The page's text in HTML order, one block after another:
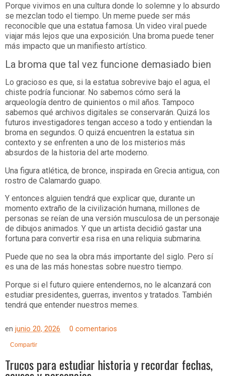
Porque vivimos en una cultura donde lo solemne y lo absurdo
se mezclan todo el tiempo. Un meme puede ser más
reconocible que una estatua famosa. Un video viral puede
viajar más lejos que una exposición. Una broma puede tener
más impacto que un manifiesto artístico.
La broma que tal vez funcione demasiado bien
Lo gracioso es que, si la estatua sobrevive bajo el agua, el
chiste podría funcionar. No sabemos cómo será la
arqueología dentro de quinientos o mil años. Tampoco
sabemos qué archivos digitales se conservarán. Quizá los
futuros investigadores tengan acceso a todo y entiendan la
broma en segundos. O quizá encuentren la estatua sin
contexto y se enfrenten a uno de los misterios más
absurdos de la historia del arte moderno.
Una figura atlética, de bronce, inspirada en Grecia antigua, con
rostro de Calamardo guapo.
Y entonces alguien tendrá que explicar que, durante un
momento extraño de la civilización humana, millones de
personas se reían de una versión musculosa de un personaje
de dibujos animados. Y que un artista decidió gastar una
fortuna para convertir esa risa en una reliquia submarina.
Puede que no sea la obra más importante del siglo. Pero sí
es una de las más honestas sobre nuestro tiempo.
Porque si el futuro quiere entendernos, no le alcanzará con
estudiar presidentes, guerras, inventos y tratados. También
tendrá que entender nuestros memes.
en junio 20, 2026 0 comentarios
Compartir
Trucos para estudiar historia y recordar fechas,